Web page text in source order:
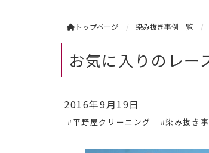
トップページ 染み抜き事例一覧
お気に入りのレー
2016年9月19日
#平野屋クリーニング #染み抜き